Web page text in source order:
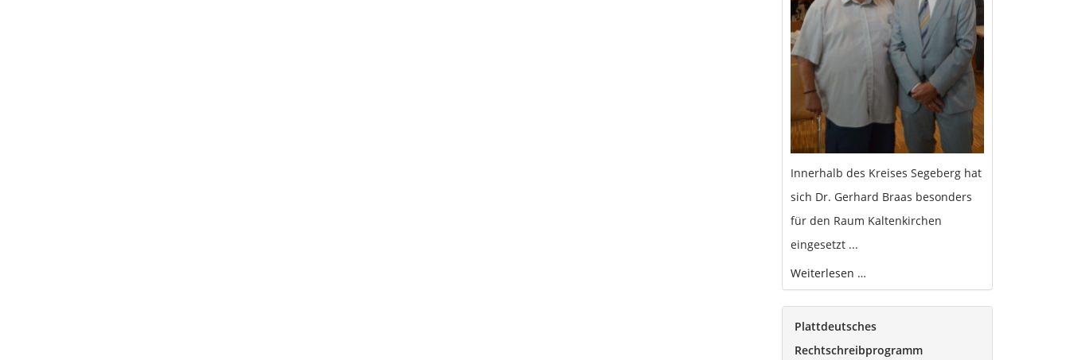
Innerhalb des Kreises Segeberg hat
sich Dr. Gerhard Braas besonders
für den Raum Kaltenkirchen
eingesetzt ...
Weiterlesen …
Plattdeutsches
Rechtschreibprogramm